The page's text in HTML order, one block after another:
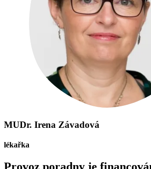
MUDr. Irena Závadová
lékařka
Provoz poradny je